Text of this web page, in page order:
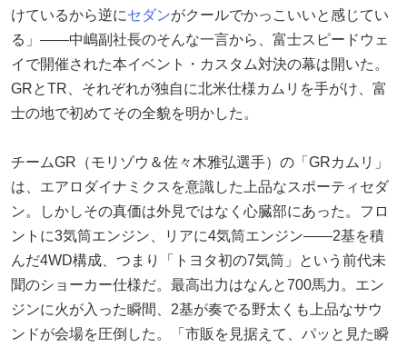
けているから逆にセダンがクールでかっこいいと感じてい
る」——中嶋副社長のそんな一言から、富士スピードウェ
イで開催された本イベント・カスタム対決の幕は開いた。
GRとTR、それぞれが独自に北米仕様カムリを手がけ、富
士の地で初めてその全貌を明かした。
チームGR（モリゾウ＆佐々木雅弘選手）の「GRカムリ」
は、エアロダイナミクスを意識した上品なスポーティセダ
ン。しかしその真価は外見ではなく心臓部にあった。フロ
ントに3気筒エンジン、リアに4気筒エンジン——2基を積
んだ4WD構成、つまり「トヨタ初の7気筒」という前代未
聞のショーカー仕様だ。最高出力はなんと700馬力。エン
ジンに火が入った瞬間、2基が奏でる野太くも上品なサウ
ンドが会場を圧倒した。「市販を見据えて、パッと見た瞬